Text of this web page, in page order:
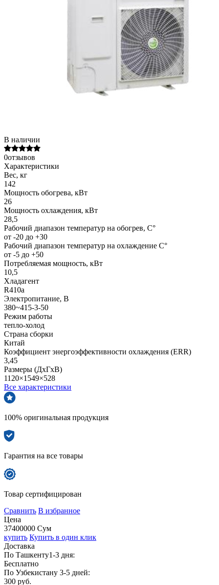
В наличии
0отзывов
Характеристики
Вес, кг
142
Мощность обогрева, кВт
26
Мощность охлаждения, кВт
28,5
Рабочий диапазон температур на обогрев, С°
от -20 до +30
Рабочий диапазон температур на охлаждение С°
от -5 до +50
Потребляемая мощность, кВт
10,5
Хладагент
R410a
Электропитание, В
380~415-3-50
Режим работы
тепло-холод
Страна сборки
Китай
Коэффициент энергоэффективности охлаждения (ERR)
3,45
Размеры (ДхГхВ)
1120×1549×528
Все характеристики
100% оригинальная продукция
Гарантия на все товары
Товар сертифицирован
Сравнить В избранное
Цена
37400000 Сум
купить Купить в один клик
Доставка
По Ташкенту1-3 дня:
Бесплатно
По Узбекистану 3-5 дней:
300 руб.